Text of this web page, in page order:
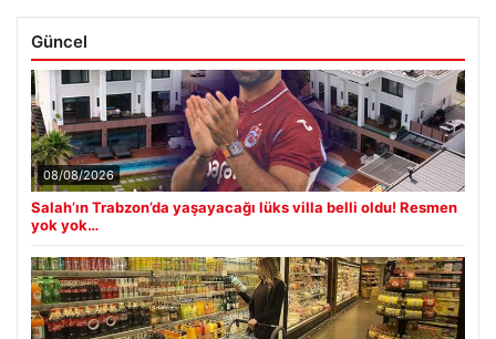
Güncel
08/08/2026
Salah’ın Trabzon’da yaşayacağı lüks villa belli oldu! Resmen
yok yok…